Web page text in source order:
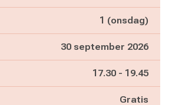
1 (onsdag)
30 september 2026
Pågår mellan
17.30 - och
19.45
Gratis